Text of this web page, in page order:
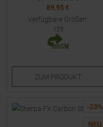
89,95 €
Verfügbare Größen:
125
ZUM PRODUKT
-23%
NEU